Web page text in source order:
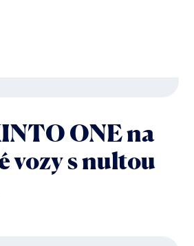
ONE na
vozy s nultou